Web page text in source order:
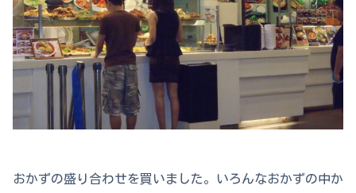
おかずの盛り合わせを買いました。いろんなおかずの中か